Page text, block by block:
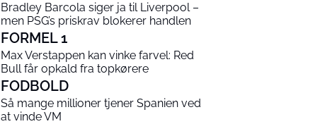
Bradley Barcola siger ja til Liverpool –
men PSG’s priskrav blokerer handlen
FORMEL 1
Max Verstappen kan vinke farvel: Red
Bull får opkald fra topkørere
FODBOLD
Så mange millioner tjener Spanien ved
at vinde VM